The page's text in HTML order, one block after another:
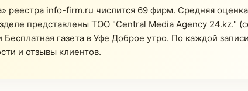
реестра info-firm.ru числится 69 фирм. Средняя
представлены ТОО "Central Media Agency 24.kz."
газета в Уфе Доброе утро. По каждой
и отзывы клиентов.